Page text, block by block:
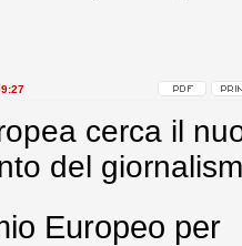
cerca il
del
Europeo per